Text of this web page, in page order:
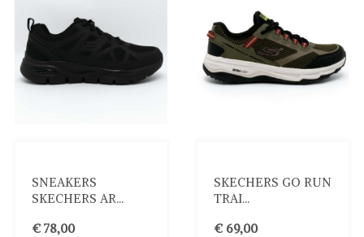
SNEAKERS
SKECHERS AR...
€ 78,00
SKECHERS GO RUN
TRAI...
€ 69,00